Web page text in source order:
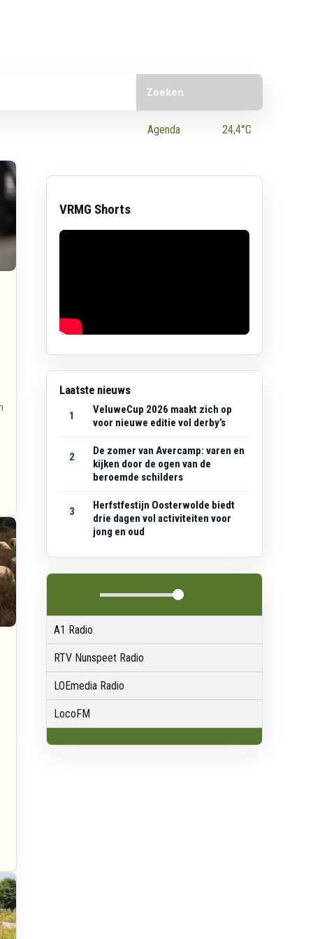
Agenda 24,4°C
VRMG Shorts
Laatste nieuws
1
VeluweCup 2026 maakt zich op
voor nieuwe editie vol derby’s
2
De zomer van Avercamp: varen en
kijken door de ogen van de
beroemde schilders
3
Herfstfestijn Oosterwolde biedt
drie dagen vol activiteiten voor
jong en oud
A1 Radio
RTV Nunspeet Radio
LOEmedia Radio
LocoFM